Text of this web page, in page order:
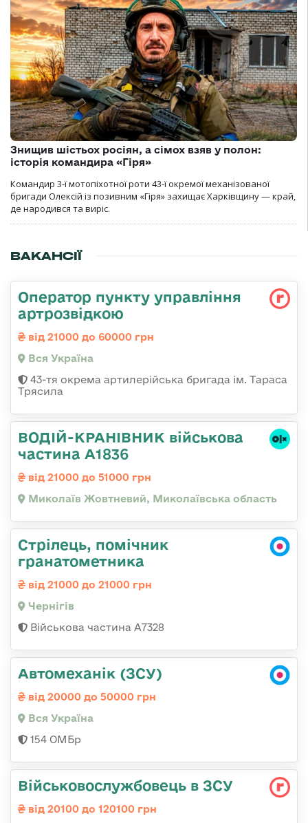
Знищив шістьох росіян, а сімох взяв у полон:
історія командира «Гіря»
Командир 3-ї мотопіхотної роти 43-ї окремої механізованої
бригади Олексій із позивним «Гіря» захищає Харківщину — край,
де народився та виріс.
ВАКАНСІЇ
Оператор пункту управління
артрозвідкою
від 21000 до 60000 грн
Вся Україна
43-тя окрема артилерійська бригада ім. Тараса
Трясила
ВОДІЙ-КРАНІВНИК військова
частина А1836
від 21000 до 51000 грн
Миколаїв Жовтневий, Миколаївська область
Стрілець, помічник
гранатометника
від 21000 до 21000 грн
Чернігів
Військова частина А7328
Автомеханік (ЗСУ)
від 20000 до 50000 грн
Вся Україна
154 ОМБр
Військовослужбовець в ЗСУ
від 20100 до 120100 грн